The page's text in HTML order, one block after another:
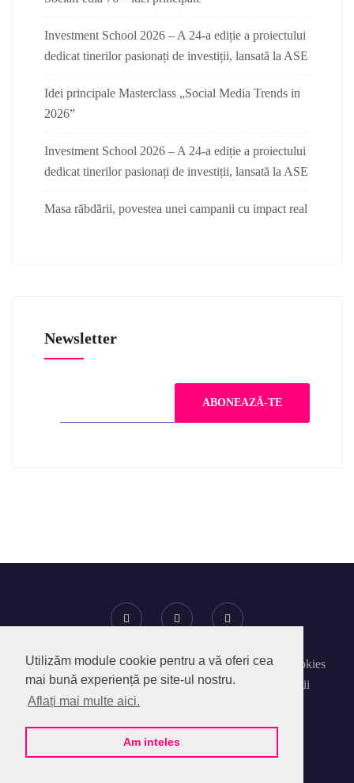
Utilizăm module cookie pentru a vă oferi cea
mai bună experiență pe site-ul nostru.
Aflați mai multe aici.
Am inteles
Investment School 2026 – A 24-a ediție a proiectului
dedicat tinerilor pasionați de investiții, lansată la ASE
Idei principale Masterclass „Social Media Trends in
2026”
Investment School 2026 – A 24-a ediție a proiectului
dedicat tinerilor pasionați de investiții, lansată la ASE
Masa răbdării, povestea unei campanii cu impact real
Newsletter
Despre SocialPedia
Politica privind Fisierele Cookies
Politica de confidentialitate
Termeni si Conditii
@2020 - SocialPedia Online SRL.